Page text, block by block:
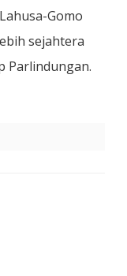
Gomo
sejahtera
Parlindungan.